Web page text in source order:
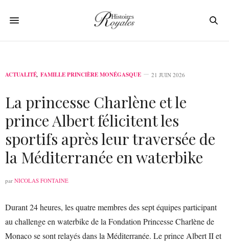
ACTUALITÉ, FAMILLE PRINCIÈRE MONÉGASQUE 21 JUIN 2026
La princesse Charlène et le
prince Albert félicitent les
sportifs après leur traversée de
la Méditerranée en waterbike
par NICOLAS FONTAINE
Durant 24 heures, les quatre membres des sept équipes participant
au challenge en waterbike de la Fondation Princesse Charlène de
Monaco se sont relayés dans la Méditerranée. Le prince Albert II et